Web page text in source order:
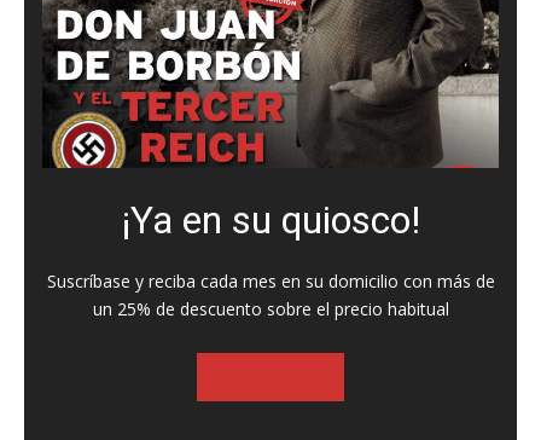
¡Ya en su quiosco!
Suscríbase y reciba cada mes en su domicilio con más de
un 25% de descuento sobre el precio habitual